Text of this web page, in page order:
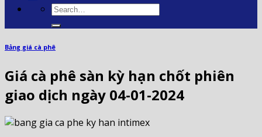
Bảng giá cà phê
Giá cà phê sàn kỳ hạn chốt phiên
giao dịch ngày 04-01-2024